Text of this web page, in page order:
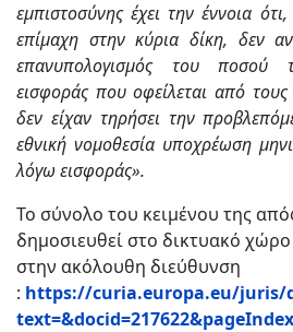
εμπιστοσύνης έχει την έννοια
επίμαχη στην κύρια δίκη, δεν
επανυπολογισμός του ποσού
εισφοράς που οφείλεται από
δεν είχαν τηρήσει την
εθνική νομοθεσία υποχρέωση
λόγω εισφοράς».
Το σύνολο του κειμένου της
δημοσιευθεί στο δικτυακό
στην ακόλουθη διεύθυνση
: https://curia.europa.eu/juris/